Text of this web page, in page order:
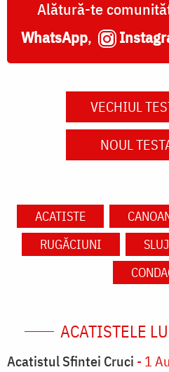
Alătură-te
WhatsApp,
VECHIUL
NOUL
ACATISTE
RUGĂCIUNI
ACATISTELE
Acatistul Sfintei Cruci - 1